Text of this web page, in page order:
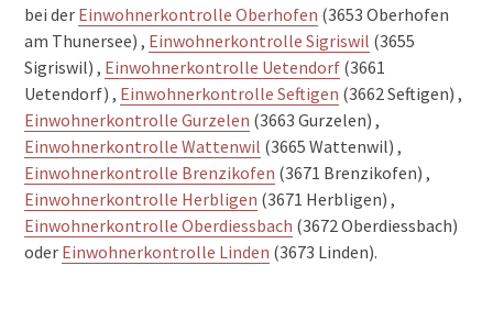
bei der Einwohnerkontrolle Oberhofen (3653 Oberhofen
am Thunersee) , Einwohnerkontrolle Sigriswil (3655
Sigriswil) , Einwohnerkontrolle Uetendorf (3661
Uetendorf) , Einwohnerkontrolle Seftigen (3662 Seftigen) ,
Einwohnerkontrolle Gurzelen (3663 Gurzelen) ,
Einwohnerkontrolle Wattenwil (3665 Wattenwil) ,
Einwohnerkontrolle Brenzikofen (3671 Brenzikofen) ,
Einwohnerkontrolle Herbligen (3671 Herbligen) ,
Einwohnerkontrolle Oberdiessbach (3672 Oberdiessbach)
oder Einwohnerkontrolle Linden (3673 Linden).